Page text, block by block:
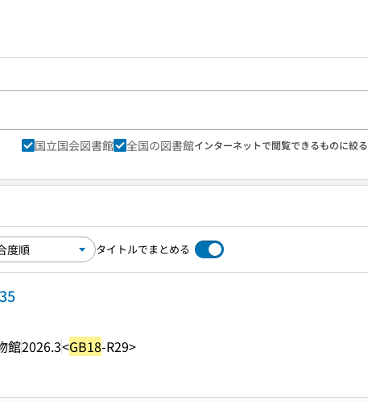
国立国会図書館 全国の図書館インターネットで閲覧できるものに絞る
タイトルでまとめる
館2026.3<GB18-R29>